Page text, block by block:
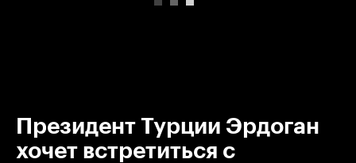
Президент Турции Эрдоган
хочет встретиться с